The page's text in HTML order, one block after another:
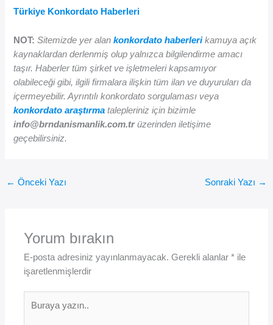
Türkiye Konkordato Haberleri
NOT:Sitemizde yer alankonkordato haberlerikamuya açık
kaynaklardan derlenmiş olup yalnızca bilgilendirme amacı
taşır. Haberler tüm şirket ve işletmeleri kapsamıyor
olabileceği gibi, ilgili firmalara ilişkin tüm ilan ve duyuruları da
içermeyebilir. Ayrıntılı konkordato sorgulaması veya
konkordato araştırma talepleriniz için bizimle
info@brndanismanlik.com.trüzerinden iletişime
geçebilirsiniz.
← Önceki Yazı Sonraki Yazı →
Yorum bırakın
E-posta adresiniz yayınlanmayacak. Gerekli alanlar* ile
işaretlenmişlerdir
yazın..